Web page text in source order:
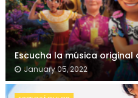
Escucha la música original
January 05, 2022